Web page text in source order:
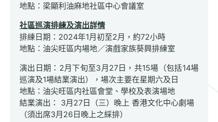
地點：梁顯利油麻地社區中心會議室
社區巡演排練及演出詳情
排練日期：2024年1月初至2月，約72小時
地點：油尖旺區内場地／演戲家族葵興排練室
演出日期：2月下旬至3月27日，共15場（包括14場
巡演及1場結業演出），場次主要在星期六及日
地點：油尖旺區内社區會堂、學校及表演場地
結業演出： 3月27日（三）晚上 香港文化中心劇場
（須出席3月26日晚上之綵排）